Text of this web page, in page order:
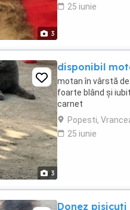
3
25 iunie
3
disponibil
motan în vârstă
foarte blând și
carnet
Popesti,
25 iunie
Donez pisicuti